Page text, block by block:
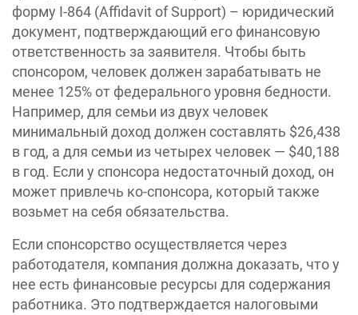
форму I-864 (Affidavit of Support) – юридический
документ, подтверждающий его финансовую
ответственность за заявителя. Чтобы быть
спонсором, человек должен зарабатывать не
менее 125% от федерального уровня бедности.
Например, для семьи из двух человек
минимальный доход должен составлять $26,438
в год, а для семьи из четырех человек — $40,188
в год.​ Если у спонсора недостаточный доход, он
может привлечь ко-спонсора, который также
возьмет на себя обязательства.
Если спонсорство осуществляется через
работодателя, компания должна доказать, что у
нее есть финансовые ресурсы для содержания
работника. Это подтверждается налоговыми